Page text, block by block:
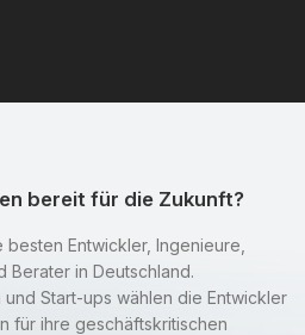
bereit für die Zukunft?
Entwickler, Ingenieure,
Berater in Deutschland.
Start-ups wählen die Entwickler
für ihre geschäftskritischen